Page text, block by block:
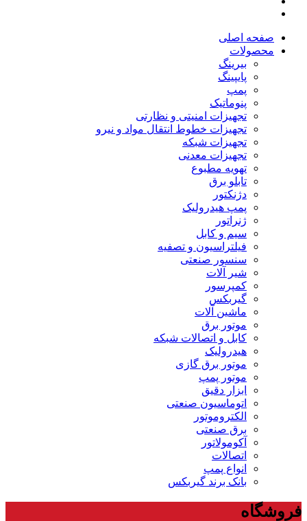
صفحه اصلی
محصولات
بیرینگ
پایپینگ
پمپ
پنوماتیک
تجهیزات امنیتی و نظارتی
تجهیزات خطوط انتقال مواد و نیرو
تجهیزات شبکه
تجهیزات معدنی
تهویه مطبوع
تابلو برق
دژنکتور
پمپ هیدرولیک
ژنراتور
سیم و کابل
فیلتراسیون و تصفیه
سنسور صنعتی
شیر آلات
کمپرسور
گیربکس
ماشین آلات
موتور برق
کابل و اتصالات شبکه
هیدرولیک
موتور برق گازی
موتور پمپ
ابزار دقیق
اتوماسیون صنعتی
الکتروموتور
برق صنعتی
آکومولاتور
اتصالات
انواع پمپ
بانک برند گیربکس
فروشگاه